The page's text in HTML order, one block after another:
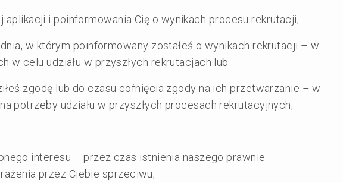
i poinformowania Cię o wynikach procesu rekrutacji,
w którym poinformowany zostałeś o wynikach rekrutacji – w
w celu udziału w przyszłych rekrutacjach lub
zgodę lub do czasu cofnięcia zgody na ich przetwarzanie – w
potrzeby udziału w przyszłych procesach rekrutacyjnych;
interesu – przez czas istnienia naszego prawnie
przez Ciebie sprzeciwu;